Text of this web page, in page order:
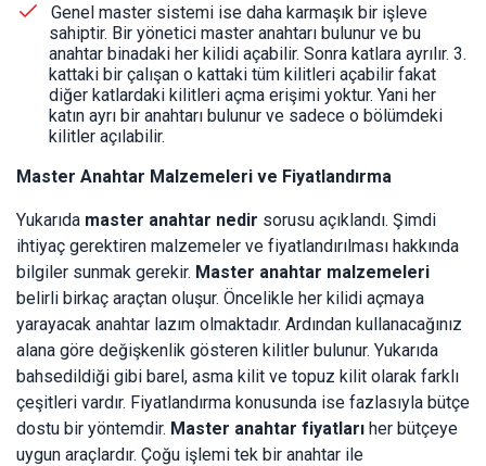
Genel master sistemi ise daha karmaşık bir işleve
sahiptir. Bir yönetici master anahtarı bulunur ve bu
anahtar binadaki her kilidi açabilir. Sonra katlara ayrılır. 3.
kattaki bir çalışan o kattaki tüm kilitleri açabilir fakat
diğer katlardaki kilitleri açma erişimi yoktur. Yani her
katın ayrı bir anahtarı bulunur ve sadece o bölümdeki
kilitler açılabilir.
Master Anahtar Malzemeleri ve Fiyatlandırma
Yukarıda master anahtar nedir sorusu açıklandı. Şimdi
ihtiyaç gerektiren malzemeler ve fiyatlandırılması hakkında
bilgiler sunmak gerekir. Master anahtar malzemeleri
belirli birkaç araçtan oluşur. Öncelikle her kilidi açmaya
yarayacak anahtar lazım olmaktadır. Ardından kullanacağınız
alana göre değişkenlik gösteren kilitler bulunur. Yukarıda
bahsedildiği gibi barel, asma kilit ve topuz kilit olarak farklı
çeşitleri vardır. Fiyatlandırma konusunda ise fazlasıyla bütçe
dostu bir yöntemdir. Master anahtar fiyatları her bütçeye
uygun araçlardır. Çoğu işlemi tek bir anahtar ile